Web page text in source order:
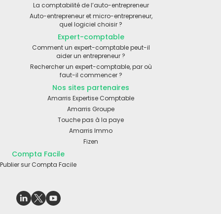
La comptabilité de l’auto-entrepreneur
Auto-entrepreneur et micro-entrepreneur,
quel logiciel choisir ?
Expert-comptable
Comment un expert-comptable peut-il
aider un entrepreneur ?
Rechercher un expert-comptable, par où
faut-il commencer ?
Nos sites partenaires
Amarris Expertise Comptable
Amarris Groupe
Touche pas à la paye
Amarris Immo
Fizen
Compta Facile
Publier sur Compta Facile